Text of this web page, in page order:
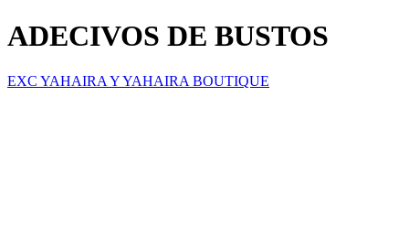
ADECIVOS DE BUSTOS
EXC YAHAIRA Y YAHAIRA BOUTIQUE